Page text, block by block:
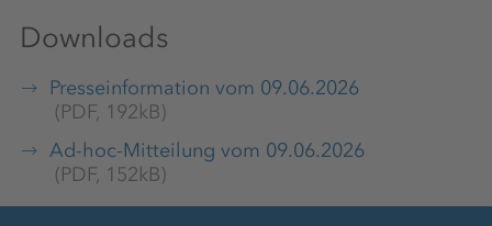
Downloads
Presseinformation vom 09.06.2026
(PDF, 192kB)
Ad-hoc-Mitteilung vom 09.06.2026
(PDF, 152kB)